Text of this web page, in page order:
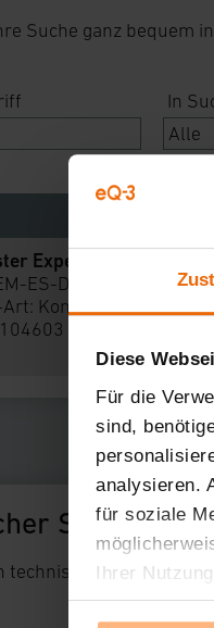
Diese
Für die
sind,
analysieren.
für soziale
Ihrer
Verwendung
Suche ganz bequem
In
Expert II
ES-Dis-WPPL-BS-R1
Support
technischen Support